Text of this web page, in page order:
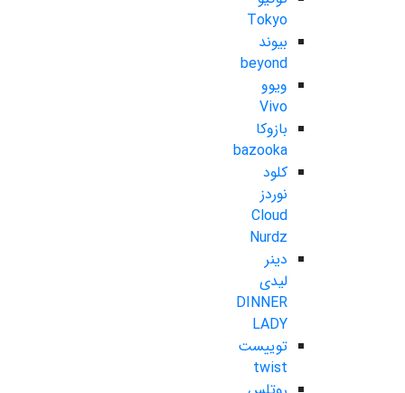
Tokyo
بیوند
beyond
ویوو
Vivo
بازوکا
bazooka
کلود
نوردز
Cloud
Nurdz
دینر
لیدی
DINNER
LADY
توییست
twist